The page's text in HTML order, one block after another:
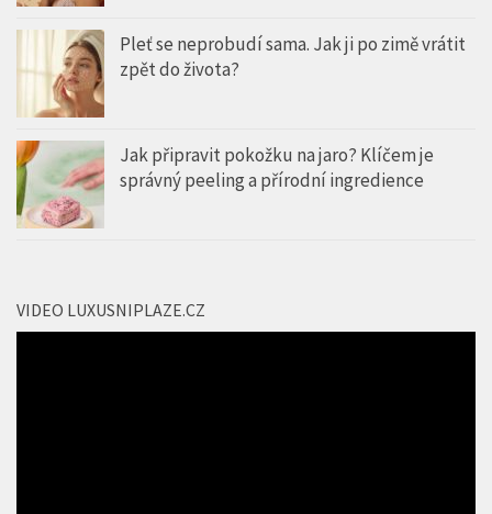
Pleť se neprobudí sama. Jak ji po zimě vrátit
zpět do života?
Jak připravit pokožku na jaro? Klíčem je
správný peeling a přírodní ingredience
VIDEO LUXUSNIPLAZE.CZ